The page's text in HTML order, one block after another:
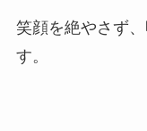
笑顔を絶やさず
す。